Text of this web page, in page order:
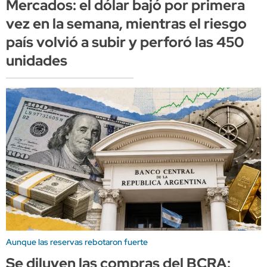
Mercados: el dólar bajó por primera
vez en la semana, mientras el riesgo
país volvió a subir y perforó las 450
unidades
Aunque las reservas rebotaron fuerte
Se diluyen las compras del BCRA: